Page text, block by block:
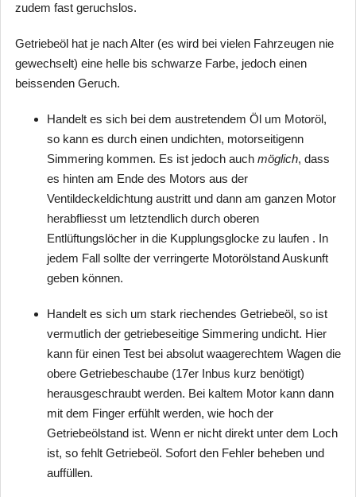
zudem fast geruchslos.
Getriebeöl hat je nach Alter (es wird bei vielen Fahrzeugen nie
gewechselt) eine helle bis schwarze Farbe, jedoch einen
beissenden Geruch.
Handelt es sich bei dem austretendem Öl um Motoröl,
so kann es durch einen undichten, motorseitigenn
Simmering kommen. Es ist jedoch auch möglich, dass
es hinten am Ende des Motors aus der
Ventildeckeldichtung austritt und dann am ganzen Motor
herabfliesst um letztendlich durch oberen
Entlüftungslöcher in die Kupplungsglocke zu laufen . In
jedem Fall sollte der verringerte Motorölstand Auskunft
geben können.
Handelt es sich um stark riechendes Getriebeöl, so ist
vermutlich der getriebeseitige Simmering undicht. Hier
kann für einen Test bei absolut waagerechtem Wagen die
obere Getriebeschaube (17er Inbus kurz benötigt)
herausgeschraubt werden. Bei kaltem Motor kann dann
mit dem Finger erfühlt werden, wie hoch der
Getriebeölstand ist. Wenn er nicht direkt unter dem Loch
ist, so fehlt Getriebeöl. Sofort den Fehler beheben und
auffüllen.